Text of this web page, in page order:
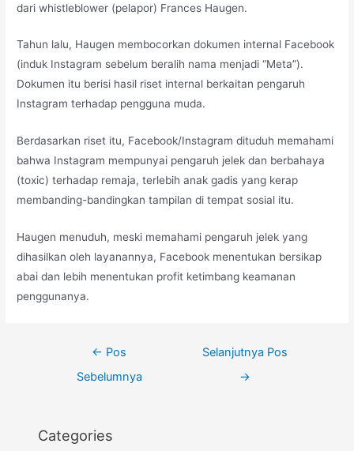
dari whistleblower (pelapor) Frances Haugen.
Tahun lalu, Haugen membocorkan dokumen internal Facebook
(induk Instagram sebelum beralih nama menjadi “Meta”).
Dokumen itu berisi hasil riset internal berkaitan pengaruh
Instagram terhadap pengguna muda.
Berdasarkan riset itu, Facebook/Instagram dituduh memahami
bahwa Instagram mempunyai pengaruh jelek dan berbahaya
(toxic) terhadap remaja, terlebih anak gadis yang kerap
membanding-bandingkan tampilan di tempat sosial itu.
Haugen menuduh, meski memahami pengaruh jelek yang
dihasilkan oleh layanannya, Facebook menentukan bersikap
abai dan lebih menentukan profit ketimbang keamanan
penggunanya.
← Pos
Sebelumnya
Selanjutnya Pos
→
Categories